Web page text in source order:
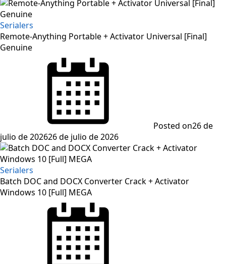
Serialers
Remote-Anything Portable + Activator Universal [Final]
Genuine
Posted on26 de
julio de 202626 de julio de 2026
Serialers
Batch DOC and DOCX Converter Crack + Activator
Windows 10 [Full] MEGA